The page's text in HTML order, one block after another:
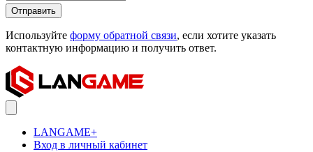
Отправить
Используйте форму обратной связи, если хотите указать
контактную информацию и получить ответ.
LANGAME+
Вход в личный кабинет